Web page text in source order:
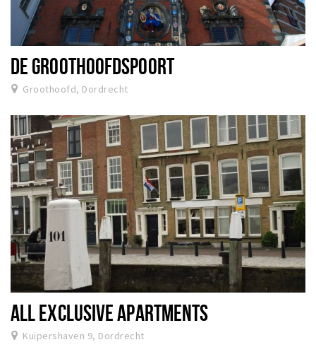
DE GROOTHOOFDSPOORT
Groothoofd, Dordrecht
ALL EXCLUSIVE APARTMENTS
Kuipershaven 9, Dordrecht